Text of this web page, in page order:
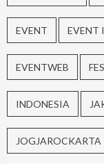
EVENT EVENT
EVENTWEB
INDONESIA
JOGJAROCKARTA